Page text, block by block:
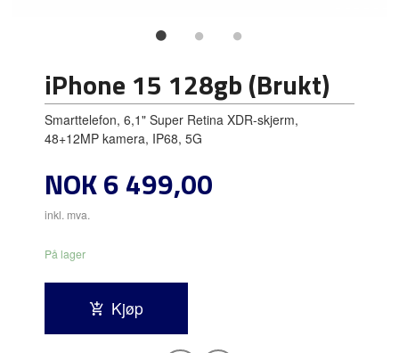
iPhone 15 128gb (Brukt)
Smarttelefon, 6,1" Super Retina XDR-skjerm,
48+12MP kamera, IP68, 5G
Pris
NOK6 499,00
inkl. mva.
På lager
Kjøp